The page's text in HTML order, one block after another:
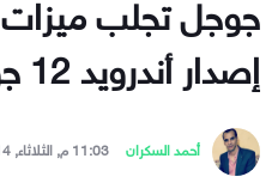
إصدار أندرويد 12 جو قريبًا
أحمد السكران 11:03 م, الثلاثاء, 14 ديسمبر 2021